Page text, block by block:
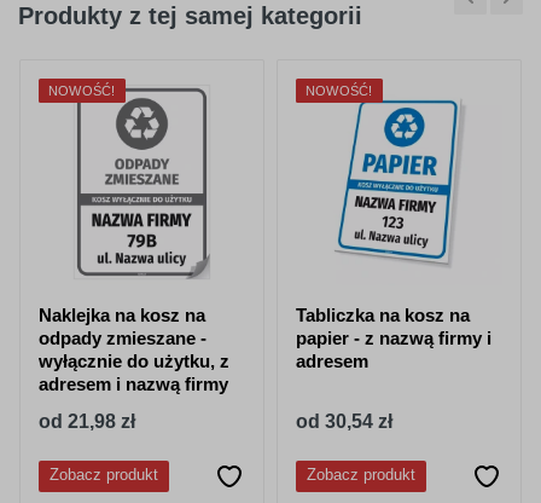
Produkty z tej samej kategorii
NOWOŚĆ!
Naklejka na kosz na
odpady zmieszane -
wyłącznie do użytku, z
adresem i nazwą firmy
od 21,98 zł
Zobacz produkt
NOWOŚĆ!
Tabliczka na kosz na
papier - z nazwą firmy i
adresem
od 30,54 zł
Zobacz produkt